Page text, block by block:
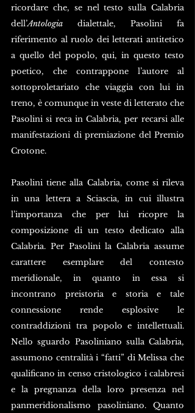
ricordare che, se nel testo sulla Calabria
dell’Antologia dialettale, Pasolini fa
riferimento al ruolo dei letterati antitetico
a quello del popolo, qui, in questo testo
poetico, che contrappone l’autore al
sottoproletariato che viaggia con lui in
treno, è comunque in veste di letterato che
Pasolini si reca in Calabria, per recarsi alle
manifestazioni di premiazione del Premio
Crotone.
Pasolini tiene alla Calabria, come si rileva
in una lettera a Sciascia, in cui illustra
l’importanza che per lui ricopre la
composizione di un testo dedicato alla
Calabria. Per Pasolini la Calabria assume
carattere esemplare del contesto
meridionale, in quanto in essa si
incontrano preistoria e storia e tale
connessione rende esplosive le
contraddizioni tra popolo e intellettuali.
Nello sguardo Pasoliniano sulla Calabria,
assumono centralità i “fatti” di Melissa che
qualificano in censo cristologico i calabresi
e la pregnanza della loro presenza nel
panmeridionalismo pasoliniano. Quanto